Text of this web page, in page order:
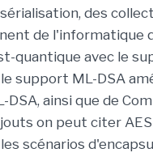
des
de l'informatique
quantique avec le
le support ML-DSA
DSA, ainsi que de
on peut citer
scénarios